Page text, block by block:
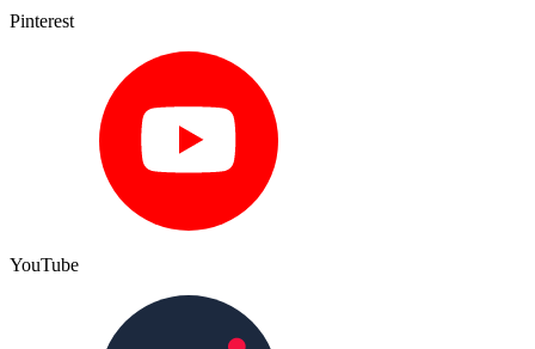
Pinterest
YouTube